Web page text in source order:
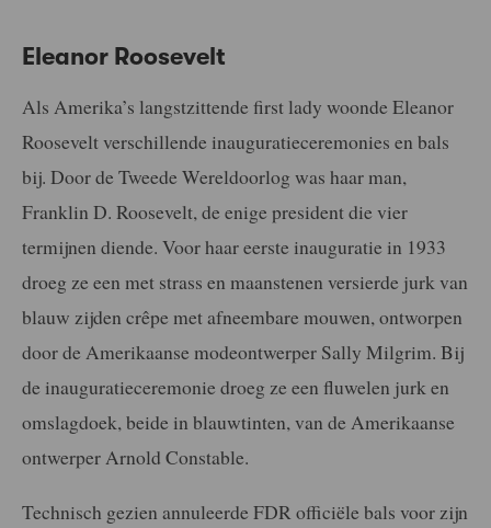
Eleanor Roosevelt
Als Amerika’s langstzittende first lady woonde Eleanor
Roosevelt verschillende inauguratieceremonies en bals
bij. Door de Tweede Wereldoorlog was haar man,
Franklin D. Roosevelt, de enige president die vier
termijnen diende. Voor haar eerste inauguratie in 1933
droeg ze een met strass en maanstenen versierde jurk van
blauw zijden crêpe met afneembare mouwen, ontworpen
door de Amerikaanse modeontwerper Sally Milgrim. Bij
de inauguratieceremonie droeg ze een fluwelen jurk en
omslagdoek, beide in blauwtinten, van de Amerikaanse
ontwerper Arnold Constable.
Technisch gezien annuleerde FDR officiële bals voor zijn